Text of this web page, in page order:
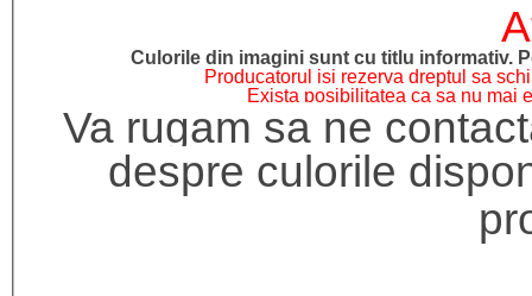
Culorile din imagini sunt cu titlu informativ.
Producatorul isi rezerva dreptul sa
Exista posibilitatea ca sa nu mai
Va rugam sa ne
despre culorile